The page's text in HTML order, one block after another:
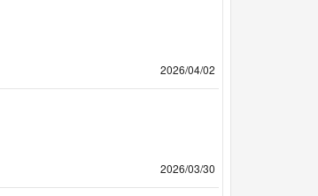
2026/04/02
2026/03/30